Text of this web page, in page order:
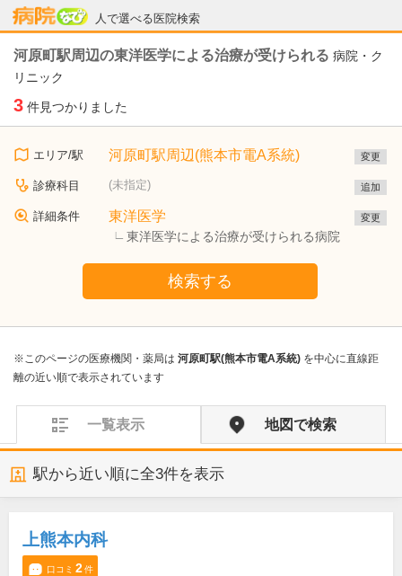
人で選べる医院検索
病院なび
河原町駅周辺の東洋医学による治療が受けられる 病院・ク
リニック
3 件見つかりました
エリア/駅 河原町駅周辺(熊本市電A系統) 変更
診療科目 (未指定) 追加
詳細条件 東洋医学
東洋医学による治療が受けられる病院
変更
検索する
※このページの医療機関・薬局は 河原町駅(熊本市電A系統) を中心に直線距
離の近い順で表示されています
一覧表示 地図で検索
駅から近い順に全3件を表示
上熊本内科
口コミ 2件